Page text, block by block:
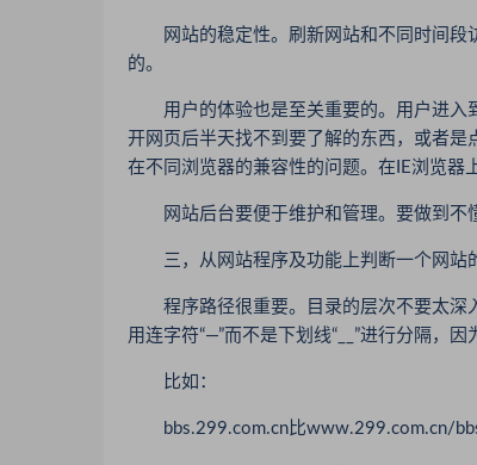
网站的稳定性。刷新网站和不同时间段
的。
用户的体验也是至关重要的。用户进入到
开网页后半天找不到要了解的东西，或者
在不同浏览器的兼容性的问题。在IE浏览器
网站后台要便于维护和管理。要做到不懂
三，从网站程序及功能上判断一个网站
程序路径很重要。目录的层次不要太深
用连字符“—”而不是下划线“__”进行分隔，
比如：
bbs.299.com.cn比www.299.com.cn/